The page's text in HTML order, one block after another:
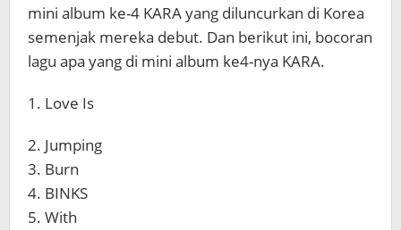
mini album ke-4 KARA yang diluncurkan di Korea
semenjak mereka debut. Dan berikut ini, bocoran
lagu apa yang di mini album ke4-nya KARA.
1. Love Is
2. Jumping
3. Burn
4. BINKS
5. With